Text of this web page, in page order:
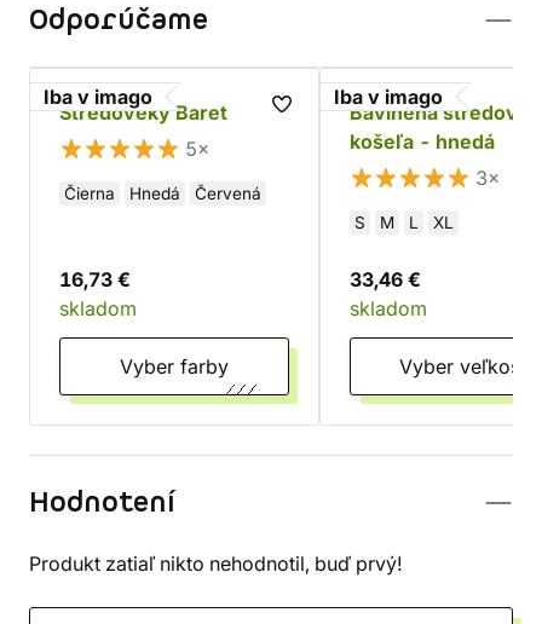
Odporúčame
Iba v imago
Stredoveký Baret
5×
Čierna Hnedá Červená
16,73 €
skladom
Vyber farby
Iba v imago
Bavlnená
košeľa - hnedá
3×
S M L XL
33,46 €
skladom
Vyber veľkosti
Hodnotení
Produkt zatiaľ nikto nehodnotil, buď prvý!